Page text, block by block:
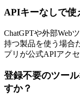
APIキーなしで使
ChatGPTや外部Web
持つ製品を使う場合
プリが公式APIアク
登録不要のツー
すか？